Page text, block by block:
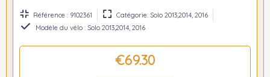
Référence : 9102361
Catégorie: Solo 2013,2014, 2016
Modèle du vélo : Solo 2013,2014, 2016
€69.30